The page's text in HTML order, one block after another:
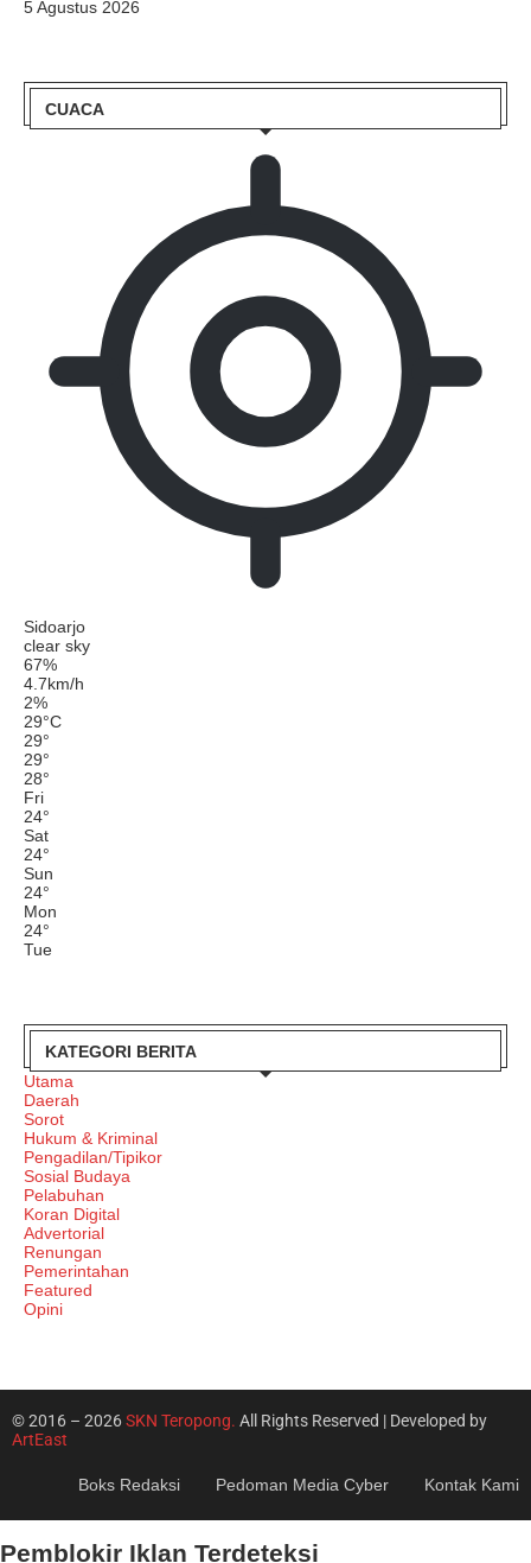
5 Agustus 2026
CUACA
Sidoarjo
clear sky
67%
4.7km/h
2%
29°C
29°
29°
28°
Fri
24°
Sat
24°
Sun
24°
Mon
24°
Tue
KATEGORI BERITA
Utama
Daerah
Sorot
Hukum & Kriminal
Pengadilan/Tipikor
Sosial Budaya
Pelabuhan
Koran Digital
Advertorial
Renungan
Pemerintahan
Featured
Opini
© 2016 – 2026SKN Teropong. All Rights Reserved | Developed by
ArtEast
Boks Redaksi Pedoman Media Cyber Kontak Kami
Pemblokir Iklan Terdeteksi